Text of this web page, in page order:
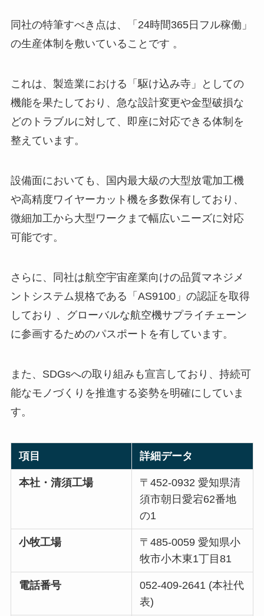
同社の特筆すべき点は、「24時間365日フル稼働」
の生産体制を敷いていることです 。
これは、製造業における「駆け込み寺」としての
機能を果たしており、急な設計変更や金型破損な
どのトラブルに対して、即座に対応できる体制を
整えています。
設備面においても、国内最大級の大型放電加工機
や高精度ワイヤーカット機を多数保有しており、
微細加工から大型ワークまで幅広いニーズに対応
可能です。
さらに、同社は航空宇宙産業向けの品質マネジメ
ントシステム規格である「AS9100」の認証を取得
しており 、グローバルな航空機サプライチェーン
に参画するためのパスポートを有しています。
また、SDGsへの取り組みも宣言しており、持続可
能なモノづくりを推進する姿勢を明確にしていま
す。
項目 詳細データ
本社・清須工場
〒452-0932 愛知県清
須市朝日愛宕62番地
の1
小牧工場
〒485-0059 愛知県小
牧市小木東1丁目81
電話番号
052-409-2641 (本社代
表)